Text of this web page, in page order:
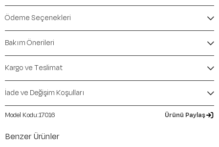
Marka:Maraton
Renk:Antramelanj
Kalıp / Form:
Mevsim:Sonbahar-Kış
Ödeme Seçenekleri
Bakım Önerileri
Kargo ve Teslimat
İade ve Değişim Koşulları
17016 Ürünü Paylaş
Benzer Ürünler